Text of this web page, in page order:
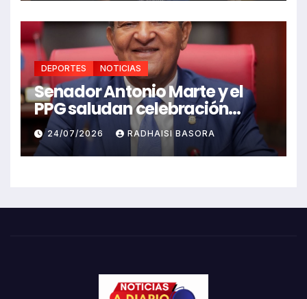
DEPORTES NOTICIAS
Senador Antonio Marte y el
PPG saludan celebración
Juegos Centroamericanos
24/07/2026 RADHAISI BASORA